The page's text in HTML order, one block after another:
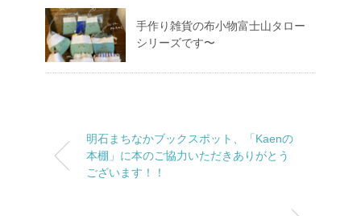
手作り雑貨の布小物富士山タロー
シリーズです〜
明石まちなかブックスポット、「Kaenの
本棚」に本のご協力いただきありがとう
ございます！！